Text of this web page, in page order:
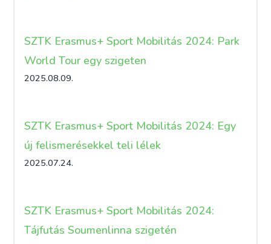
SZTK Erasmus+ Sport Mobilitás 2024: Park
World Tour egy szigeten
2025.08.09.
SZTK Erasmus+ Sport Mobilitás 2024: Egy
új felismerésekkel teli lélek
2025.07.24.
SZTK Erasmus+ Sport Mobilitás 2024:
Tájfutás Soumenlinna szigetén